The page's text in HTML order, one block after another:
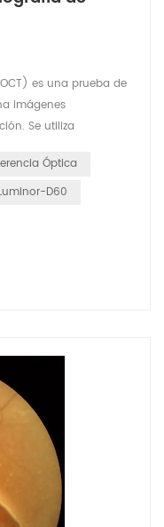
es una prueba de
imágenes
Se utiliza
normalmente En
frecuencia para
la retina y
Óptica
D60